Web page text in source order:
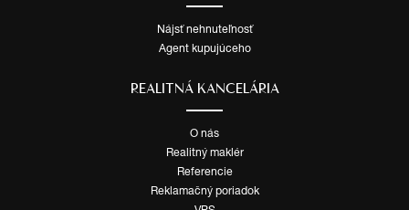
Nájsť nehnuteľnosť
Agent kupujúceho
REALITNÁ KANCELÁRIA
O nás
Realitný maklér
Referencie
Reklamačný poriadok